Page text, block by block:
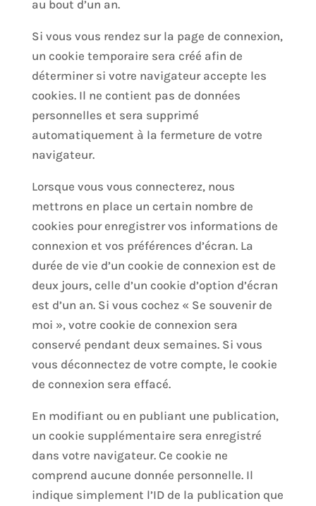
au bout d’un an.
Si vous vous rendez sur la page de connexion,
un cookie temporaire sera créé afin de
déterminer si votre navigateur accepte les
cookies. Il ne contient pas de données
personnelles et sera supprimé
automatiquement à la fermeture de votre
navigateur.
Lorsque vous vous connecterez, nous
mettrons en place un certain nombre de
cookies pour enregistrer vos informations de
connexion et vos préférences d’écran. La
durée de vie d’un cookie de connexion est de
deux jours, celle d’un cookie d’option d’écran
est d’un an. Si vous cochez « Se souvenir de
moi », votre cookie de connexion sera
conservé pendant deux semaines. Si vous
vous déconnectez de votre compte, le cookie
de connexion sera effacé.
En modifiant ou en publiant une publication,
un cookie supplémentaire sera enregistré
dans votre navigateur. Ce cookie ne
comprend aucune donnée personnelle. Il
indique simplement l’ID de la publication que